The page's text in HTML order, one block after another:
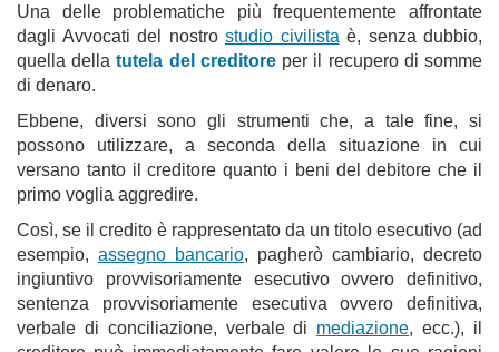
Una delle problematiche più frequentemente affrontate
dagli Avvocati del nostro studio civilista è, senza dubbio,
quella dellatutela del creditoreper il recupero di somme
di denaro.
Ebbene, diversi sono gli strumenti che, a tale fine, si
possono utilizzare, a seconda della situazione in cui
versano tanto il creditore quanto i beni del debitore che il
primo voglia aggredire.
Così, se il credito è rappresentato da un titolo esecutivo (ad
esempio, assegno bancario, pagherò cambiario, decreto
ingiuntivo provvisoriamente esecutivo ovvero definitivo,
sentenza provvisoriamente esecutiva ovvero definitiva,
verbale di conciliazione, verbale di mediazione, ecc.), il